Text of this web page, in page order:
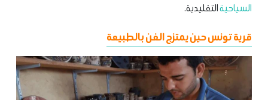
السياحيةالتقليدية.
قرية تونس حين يمتزج الفن بالطبيعة